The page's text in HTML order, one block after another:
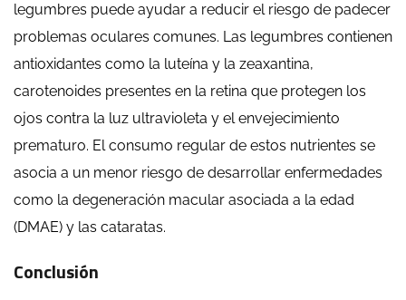
legumbres puede ayudar a reducir el riesgo de padecer
problemas oculares comunes. Las legumbres contienen
antioxidantes como la luteína y la zeaxantina,
carotenoides presentes en la retina que protegen los
ojos contra la luz ultravioleta y el envejecimiento
prematuro. El consumo regular de estos nutrientes se
asocia a un menor riesgo de desarrollar enfermedades
como la degeneración macular asociada a la edad
(DMAE) y las cataratas.
Conclusión